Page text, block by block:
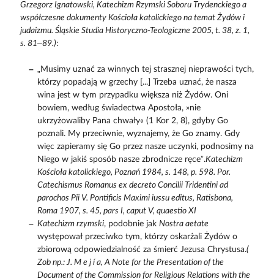
Grzegorz Ignatowski, Katechizm Rzymski Soboru Trydenckiego a
współczesne dokumenty Kościoła katolickiego na temat Żydów i
judaizmu. Śląskie Studia Historyczno-Teologiczne 2005, t. 38, z. 1,
s. 81–89.):
„Musimy uznać za winnych tej strasznej nieprawości tych,
którzy popadają w grzechy [...] Trzeba uznać, że nasza
wina jest w tym przypadku większa niż Żydów. Oni
bowiem, według świadectwa Apostoła, »nie
ukrzyżowaliby Pana chwały« (1 Kor 2, 8), gdyby Go
poznali. My przeciwnie, wyznajemy, że Go znamy. Gdy
więc zapieramy się Go przez nasze uczynki, podnosimy na
Niego w jakiś sposób nasze zbrodnicze ręce”.Katechizm
Kościoła katolickiego, Poznań 1984, s. 148, p. 598. Por.
Catechismus Romanus ex decreto Concilii Tridentini ad
parochos Pii V. Pontificis Maximi iussu editus, Ratisbona,
Roma 1907, s. 45, pars I, caput V, quaestio XI
Katechizm rzymski, podobnie jak Nostra aetate
występował przeciwko tym, którzy oskarżali Żydów o
zbiorową odpowiedzialność za śmierć Jezusa Chrystusa.(
Zob np.: J. M e j í a, A Note for the Presentation of the
Document of the Commission for Religious Relations with the